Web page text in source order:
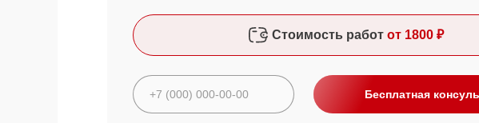
Стоимость работ от 1800 ₽
Бесплатная